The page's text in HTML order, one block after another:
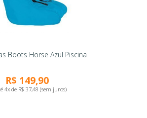
Boots Horse Azul Piscina
R$ 149,90
4x de R$ 37,48 (sem juros)